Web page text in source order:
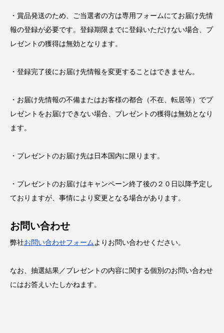
・賞品発送のため、ご当選者の方は専用フォームにてお届け先情
報の登録が必要です。登録期限までに登録いただけない場合、プ
レゼントの獲得は無効となります。
・登録完了後にお届け先情報を変更することはできません。
・お届け先情報の不備またはお客様の都合（不在、転居等）でプ
レゼントをお届けできない場合、プレゼントの獲得は無効となり
ます。
・プレゼントのお届け先は日本国内に限ります。
・プレゼントのお届けはキャンペーン終了後の２０日以降予定し
ておりますが、事情により変更となる場合があります。
お問い合わせ
弊社お問い合わせフォームよりお問い合わせください。
なお、抽選結果／プレゼントの内容に関する個別のお問い合わせ
にはお答えいたしかねます。